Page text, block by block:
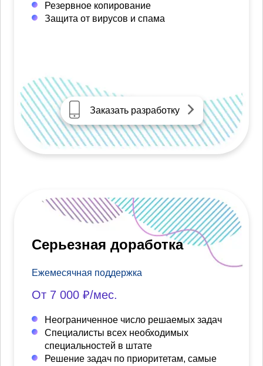
Резервное копирование
Защита от вирусов и спама
Заказать разработку
Серьезная доработка
Ежемесячная поддержка
От 7 000 ₽/мес.
Неограниченное число решаемых задач
Специалисты всех необходимых
специальностей в штате
Решение задач по приоритетам, самые